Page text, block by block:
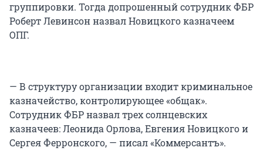
группировки. Тогда допрошенный сотрудник ФБР
Роберт Левинсон назвал Новицкого казначеем
ОПГ.
— В структуру организации входит криминальное
казначейство, контролирующее «общак».
Сотрудник ФБР назвал трех солнцевских
казначеев: Леонида Орлова, Евгения Новицкого и
Сергея Ферронского, — писал «Коммерсантъ».